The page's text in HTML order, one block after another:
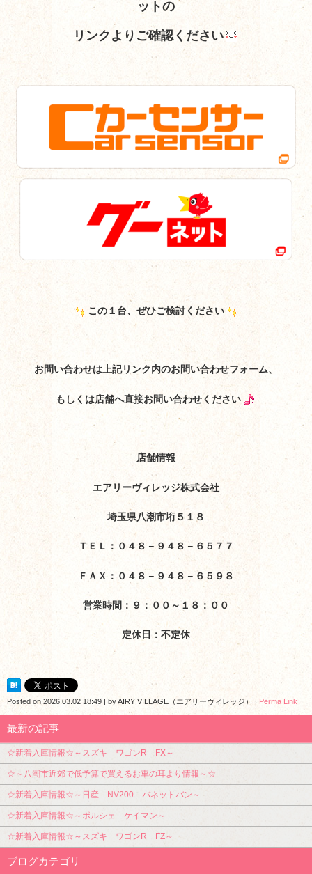
ットの
リンクよりご確認ください
この１台、ぜひご検討ください
お問い合わせは上記リンク内のお問い合わせフォーム、
もしくは店舗へ直接お問い合わせください
店舗情報
エアリーヴィレッジ株式会社
埼玉県八潮市垳５１８
ＴＥＬ：０４８－９４８－６５７７
ＦＡＸ：０４８－９４８－６５９８
営業時間：９：００～１８：００
定休日：不定休
Posted on 2026.03.02 18:49 byAIRY VILLAGE（エアリーヴィレッジ） Perma Link
最新の記事
☆新着入庫情報☆～スズキ ワゴンR FX～
☆～八潮市近郊で低予算で買えるお車の耳より情報～☆
☆新着入庫情報☆～日産 NV200 バネットバン～
☆新着入庫情報☆～ポルシェ ケイマン～
☆新着入庫情報☆～スズキ ワゴンR FZ～
ブログカテゴリ